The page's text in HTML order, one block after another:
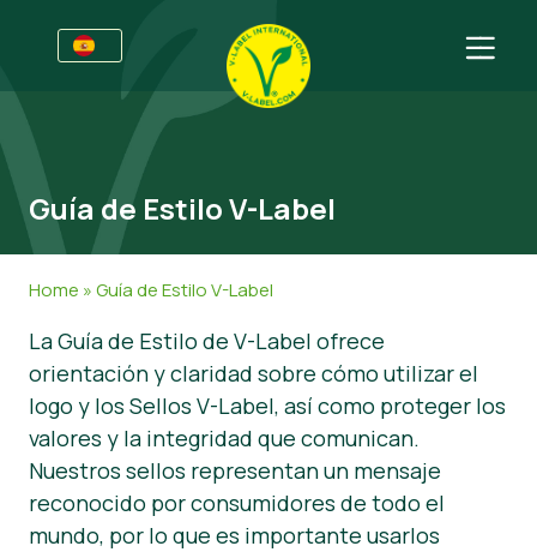
Premios
Para las empresas
Información para empresas
Guía de Estilo V-Label
Beneficios
Criterios V-Label
Resources
Certifique con V-Label
Sectores
Información general
Cosmética y productos de limpieza
No Alimentación
Restauración
FAQ
Información general
Productos certificados
Acerca de nosotros
Sobre nosotros
Contacto
Certifique con V-Label
Informar de un mal uso
Guía de Estilo V-Label
Home »Guía de Estilo V-Label
La Guía de Estilo de V-Label ofrece
orientación y claridad sobre cómo utilizar el
logo y los Sellos V-Label, así como proteger los
valores y la integridad que comunican.
Nuestros sellos representan un mensaje
reconocido por consumidores de todo el
mundo, por lo que es importante usarlos